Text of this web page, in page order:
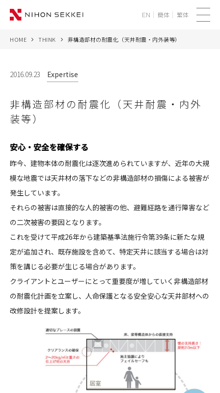
SERVICES
PROJECTS
THINK
NEWS
CORPORATE
CONTACT
コンプライアンスポリシー
EN 簡体 繁体
HOME THINK 非構造部材の耐震化（天井耐震・内外装等）
2016.09.23 Expertise
非構造部材の耐震化（天井耐震・内外
装等）
安心・安全を確保する
昨今、建物本体の耐震化は逐次進められていますが、近年の大規
模な地震では天井材の落下などの非構造部材の損傷による被害が
発生しています。
それらの被害は直接的な人的被害の他、避難経路を通行障害など
の二次被害の要因となります。
これを受けて平成26年から建築基準法施行令第39条に新たな規
定が追加され、既存施設を含めて、特定天井に該当する場合は対
策を講じる必要が生じる場合があります。
クライアントとユーザーにとって重要度が増していく非構造部材
の耐震化計画を立案し、人命保護となる安全安心な天井部材への
改修設計を提案します。